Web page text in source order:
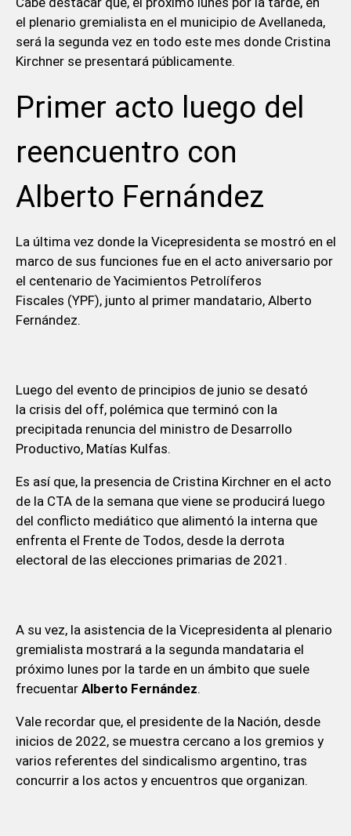
el plenario gremialista en el municipio de Avellaneda,
será la segunda vez en todo este mes donde Cristina
Kirchner se presentará públicamente.
Primer acto luego del
reencuentro con
Alberto Fernández
La última vez donde la Vicepresidenta se mostró en el
marco de sus funciones fue en el acto aniversario por
el centenario de Yacimientos Petrolíferos
Fiscales (YPF), junto al primer mandatario, Alberto
Fernández.
Luego del evento de principios de junio se desató
la crisis del off, polémica que terminó con la
precipitada renuncia del ministro de Desarrollo
Productivo, Matías Kulfas.
Es así que, la presencia de Cristina Kirchner en el acto
de la CTA de la semana que viene se producirá luego
del conflicto mediático que alimentó la interna que
enfrenta el Frente de Todos, desde la derrota
electoral de las elecciones primarias de 2021.
A su vez, la asistencia de la Vicepresidenta al plenario
gremialista mostrará a la segunda mandataria el
próximo lunes por la tarde en un ámbito que suele
frecuentar Alberto Fernández.
Vale recordar que, el presidente de la Nación, desde
inicios de 2022, se muestra cercano a los gremios y
varios referentes del sindicalismo argentino, tras
concurrir a los actos y encuentros que organizan.